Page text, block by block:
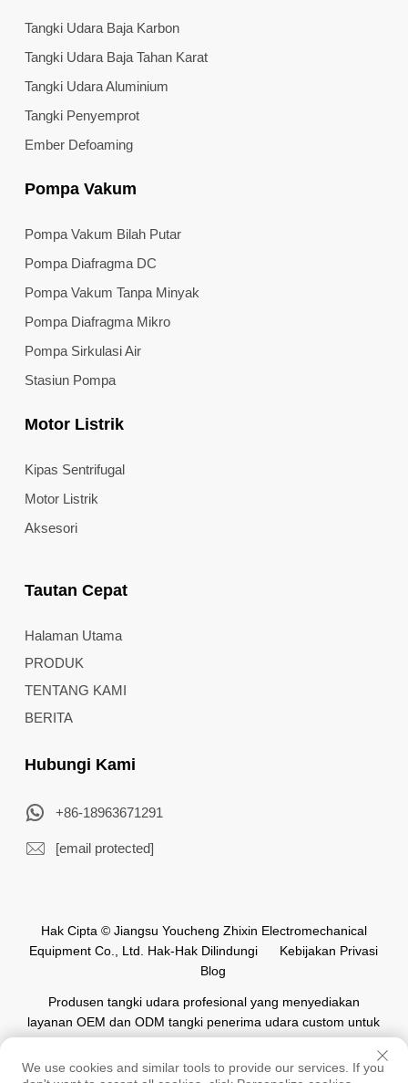
Tangki Udara Baja Karbon
Tangki Udara Baja Tahan Karat
Tangki Udara Aluminium
Tangki Penyemprot
Ember Defoaming
Pompa Vakum
Pompa Vakum Bilah Putar
Pompa Diafragma DC
Pompa Vakum Tanpa Minyak
Pompa Diafragma Mikro
Pompa Sirkulasi Air
Stasiun Pompa
Motor Listrik
Kipas Sentrifugal
Motor Listrik
Aksesori
Tautan Cepat
Halaman Utama
PRODUK
TENTANG KAMI
BERITA
Hubungi Kami
+86-18963671291
[email protected]
Hak Cipta © Jiangsu Youcheng Zhixin Electromechanical
Equipment Co., Ltd. Hak-Hak Dilindungi
Kebijakan Privasi
Blog
Produsen tangki udara profesional yang menyediakan
layanan OEM dan ODM tangki penerima udara custom untuk
industri otomasi di seluruh dunia.
We use cookies and similar tools to provide our services. If you